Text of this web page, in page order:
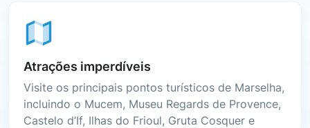
Atrações imperdíveis
Visite os principais pontos turísticos de Marselha,
incluindo o Mucem, Museu Regards de Provence,
Castelo d’If, Ilhas do Frioul, Gruta Cosquer e